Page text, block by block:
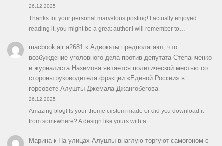
26.12.2025
Thanks for your personal marvelous posting! I actually enjoyed
reading it, you might be a great author.I will remember to…
macbook air a2681к Адвокаты предполагают, что
возбуждение уголовного дела против депутата Степанченко
и журналиста Назимова является политической местью со
стороны руководителя фракции «Единой России» в
горсовете Алушты Джемала Джангобегова
26.12.2025
Amazing blog! Is your theme custom made or did you download it
from somewhere? A design like yours with a…
Маринак На улицах Алушты внаглую торгуют самогоном с